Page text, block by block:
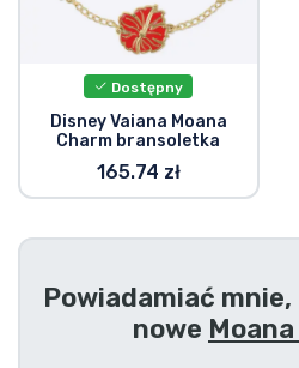
Dostępny
Disney Vaiana Moana
Charm bransoletka
165.74 zł
Powiadamiać
nowe
Wspaniałe rzeczy
Rzeczy z anime
Rzeczy dla graczy
Rzeczy muzyczne